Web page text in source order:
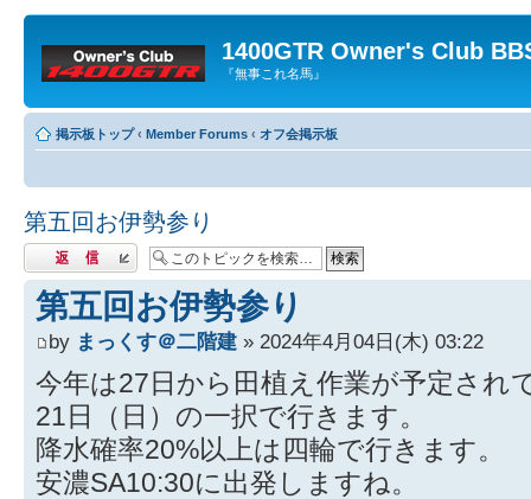
1400GTR Owner's Club
『無事これ名馬』
掲示板トップ ‹ Member Forums ‹ オフ会掲示板
第五回お伊勢参り
返信する
第五回お伊勢参り
by まっくす＠二階建 » 2024年4月04日(木) 03:22
今年は27日から田植え作業が予定され
21日（日）の一択で行きます。
降水確率20%以上は四輪で行きます。
安濃SA10:30に出発しますね。